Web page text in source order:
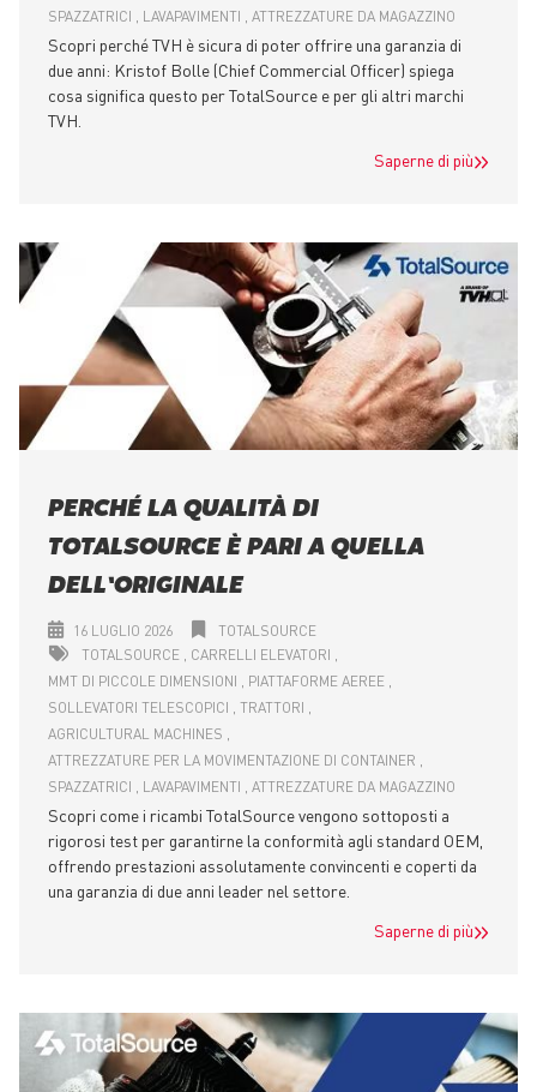
SPAZZATRICI
LAVAPAVIMENTI ATTREZZATURE DA MAGAZZINO
Scopri perché TVH è sicura di poter offrire una garanzia di
due anni: Kristof Bolle (Chief Commercial Officer) spiega
cosa significa questo per TotalSource e per gli altri marchi
TVH.
Saperne di più
PERCHÉ LA QUALITÀ DI
TOTALSOURCE È PARI A QUELLA
DELL’ORIGINALE
16 LUGLIO 2026
TOTALSOURCE
TOTALSOURCE
CARRELLI ELEVATORI
MMT DI PICCOLE DIMENSIONI
PIATTAFORME AEREE
SOLLEVATORI TELESCOPICI
TRATTORI
AGRICULTURAL MACHINES
ATTREZZATURE PER LA MOVIMENTAZIONE DI CONTAINER
SPAZZATRICI
LAVAPAVIMENTI ATTREZZATURE DA MAGAZZINO
Scopri come i ricambi TotalSource vengono sottoposti a
rigorosi test per garantirne la conformità agli standard OEM,
offrendo prestazioni assolutamente convincenti e coperti da
una garanzia di due anni leader nel settore.
Saperne di più